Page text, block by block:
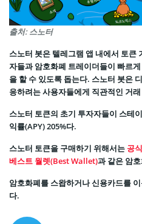
출처: 스노터
스노터 봇은 텔레그램 앱 내에서 토큰
자들과 암호화폐 트레이더들이 빠르
을 할 수 있도록 돕는다. 스노터 봇은
응하려는 사용자들에게 직관적인 거
스노터 토큰의 초기 투자자들이 스테
익률(APY) 205%다.
스노터 토큰을 구매하기 위해서는 공
베스트 월렛(Best Wallet)과 같은 암
암호화폐를 스왑하거나 신용카드를
다.